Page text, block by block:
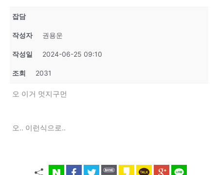
잡담
작성자 권용운
작성일 2024-06-25 09:10
조회 2031
오 이거 멋지구먼
오.. 이런식으로..